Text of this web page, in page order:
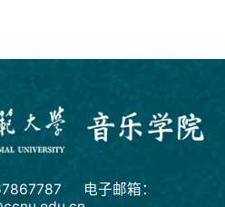
电子邮箱：